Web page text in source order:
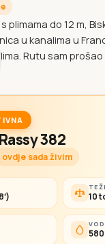
plimama do 12 m,
u kanalima u
Rutu sam prošao
382
ovdje sada živim
10